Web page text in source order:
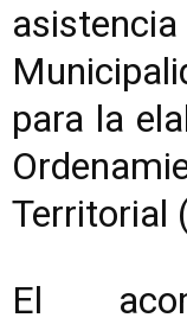
para la
Territorial
El